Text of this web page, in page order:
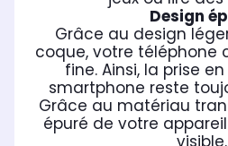
Design
Grâce au design
coque, votre téléphone
fine. Ainsi, la prise
smartphone reste
Grâce au matériau
épuré de votre